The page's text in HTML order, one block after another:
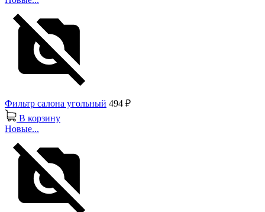
Фильтр салона угольный 494 ₽
В корзину
Новые...